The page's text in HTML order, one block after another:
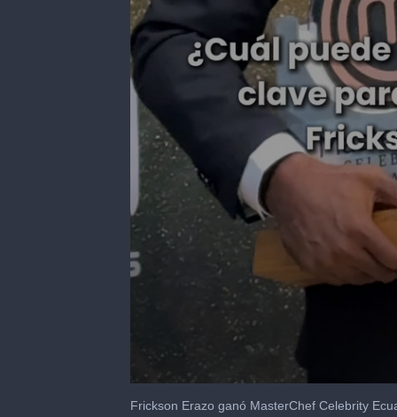
seconds
Frickson Erazo ganó MasterChef Celebrity